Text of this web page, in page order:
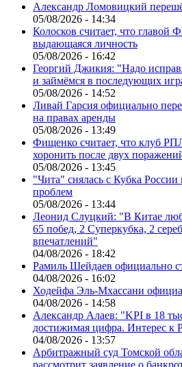
Александр Ломовицкий
05/08/2026 - 14:34
Колосков считает, что
выдающаяся личность
05/08/2026 - 16:42
Георгий Джикия: "Надо
и займёмся в последующих
05/08/2026 - 14:52
Ливай Гарсия официально
на правах аренды
05/08/2026 - 13:49
Фищенко считает, что клуб
хоронить после двух
05/08/2026 - 13:45
"Чита" снялась с Кубка
проблем
05/08/2026 - 13:44
Леонид Слуцкий: "В Китае
65 побед, 2 Суперкубка, 2
впечатлений"
04/08/2026 - 18:42
Рамиль Шейдаев официально
04/08/2026 - 16:02
Ходейфа Эль-Мхассани
04/08/2026 - 14:58
Александр Алаев: "KPI в 18
достижимая цифра. Интерес к
04/08/2026 - 13:57
Арбитражный суд Томской